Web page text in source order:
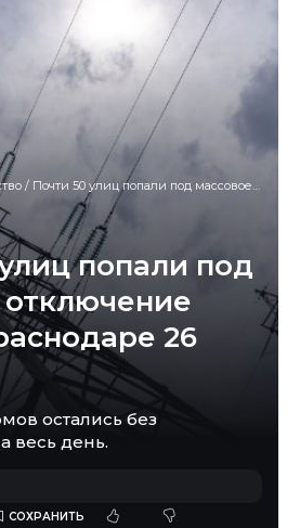
/ Почти 50 улиц попали под массовое отключение света в Краснодаре 26 августа
попали под
26
остались без
весь день.